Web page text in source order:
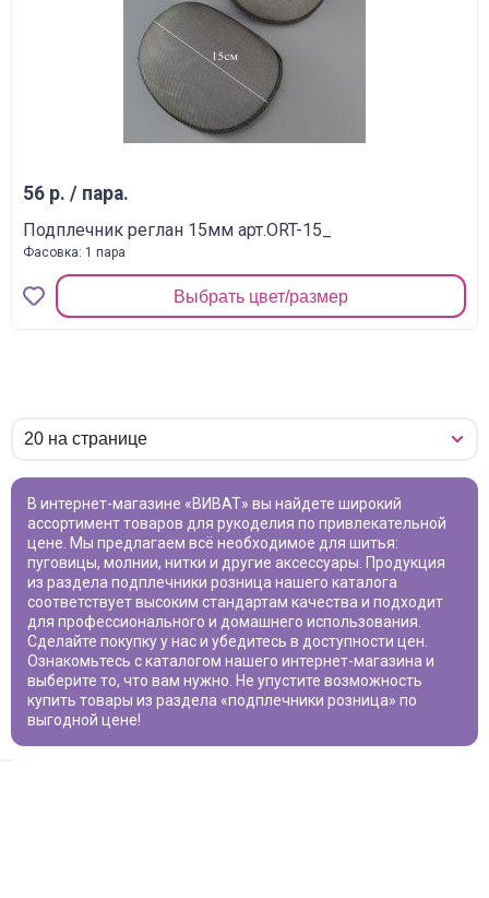
56 р. / пара.
Подплечник реглан 15мм арт.ORT-15_
Фасовка: 1 пара
Выбрать цвет/размер
В интернет-магазине «ВИВАТ» вы найдете широкий
ассортимент товаров для рукоделия по привлекательной
цене. Мы предлагаем всё необходимое для шитья:
пуговицы, молнии, нитки и другие аксессуары. Продукция
из раздела подплечники розница нашего каталога
соответствует высоким стандартам качества и подходит
для профессионального и домашнего использования.
Сделайте покупку у нас и убедитесь в доступности цен.
Ознакомьтесь с каталогом нашего интернет-магазина и
выберите то, что вам нужно. Не упустите возможность
купить товары из раздела «подплечники розница» по
выгодной цене!